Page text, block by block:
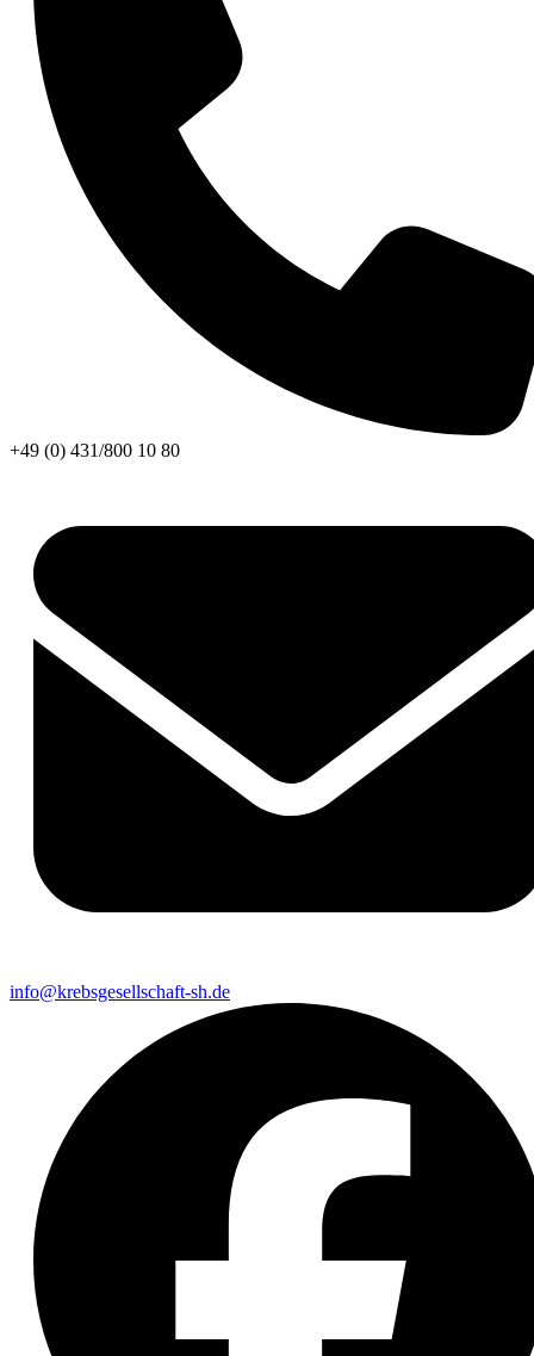
+49 (0) 431/800 10 80
info@krebsgesellschaft-sh.de